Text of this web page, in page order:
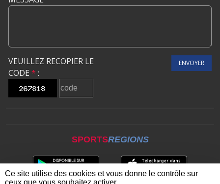
VEUILLEZ RECOPIER LE
CODE * :
ENVOYER
SPORTSREGIONS
Ce site utilise des cookies et vous donne le contrôle sur
ceux que vous souhaitez activer